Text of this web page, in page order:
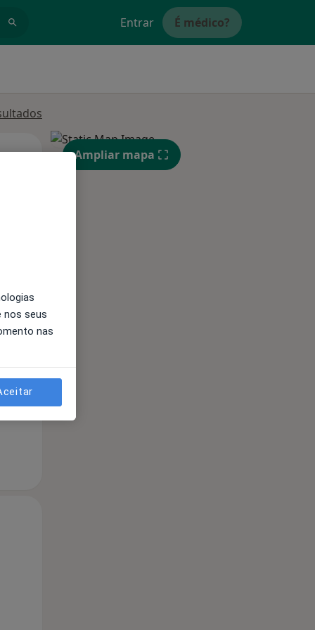
Entrar É médico?
Qua Qui, Sex,
14 Ago
Qua
Ampliar mapa
nos seus
nas